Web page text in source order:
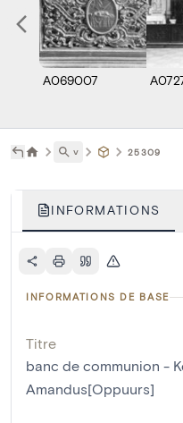
A069007
˅ 25309
INFORMATIONS
INFORMATIONS DE BASE
Titre
banc de communion -
Amandus[Oppuurs]